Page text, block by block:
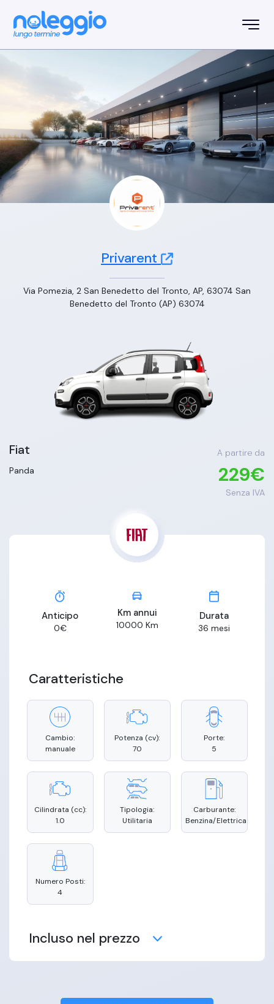
Privarent
Via Pomezia, 2 San Benedetto del Tronto, AP, 63074 San
Benedetto del Tronto (AP) 63074
Fiat
A partire da
Panda
229€
Senza IVA
Anticipo
0€
Km annui
10000 Km
Durata
36 mesi
Caratteristiche
Cambio:
manuale
Potenza (cv):
70
Porte:
5
Cilindrata (cc):
1.0
Tipologia:
Utilitaria
Carburante:
Benzina/Elettrica
Numero Posti:
4
Incluso nel prezzo